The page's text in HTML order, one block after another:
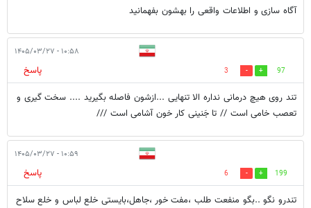
آگاه سازی و اطلاعات واقعی را بهشون بفهمانید
۱۰:۵۸ - ۱۴۰۵/۰۳/۲۷
97
3
پاسخ
تند روی هیچ درمانی نداره الا تنهایی ...ازشون فاصله بگیرید .... سخت گیری و
تعصب خامی است // تا جَنینی کار خون آشامی است ///
۱۰:۵۹ - ۱۴۰۵/۰۳/۲۷
199
6
پاسخ
تندرو نگو ..بگو منفعت طلب ،مفت خور ،جاهل،بایستی خلع لباس و خلع سلاح